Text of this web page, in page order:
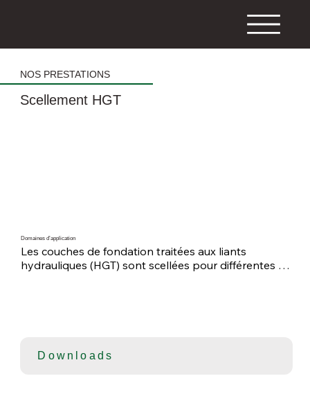
NOS PRESTATIONS
Scellement HGT
Domaines d’application
Les couches de fondation traitées aux liants
hydrauliques (HGT) sont scellées pour différentes
de la couche et d’empêcher la pénétration de l’eau
dans la structure de la chaussée. Nous proposons à
Downloads